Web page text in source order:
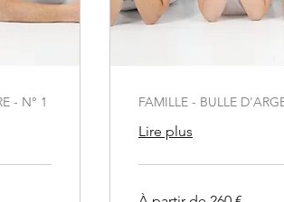
- N° 1 FAMILLE - BULLE
Lire plus
À